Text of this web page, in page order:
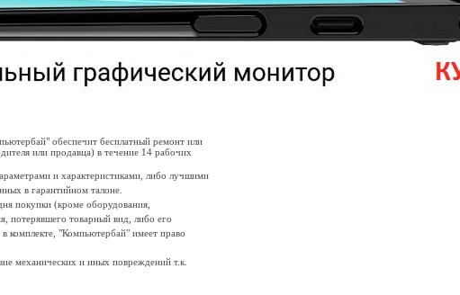
обеспечит бесплатный ремонт или
или продавца) в течение 14 рабочих
и характеристиками, либо лучшими
в гарантийном талоне.
покупки (кроме оборудования,
потерявшего товарный вид, либо его
комплекте, "Компьютербай" имеет право
механических и иных повреждений т.к.